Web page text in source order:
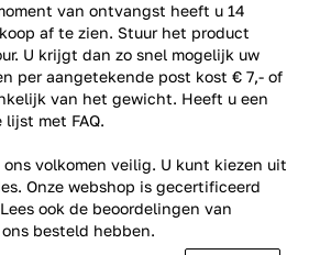
van ontvangst heeft u 14
af te zien. Stuur het product
U krijgt dan zo snel mogelijk uw
per aangetekende post kost € 7,- of
van het gewicht. Heeft u een
lijst met FAQ.
volkomen veilig. U kunt kiezen uit
Onze webshop is gecertificeerd
ook de beoordelingen van
besteld hebben.